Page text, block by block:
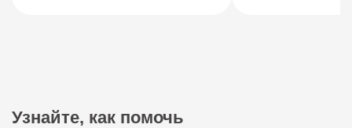
Узнайте, как помочь